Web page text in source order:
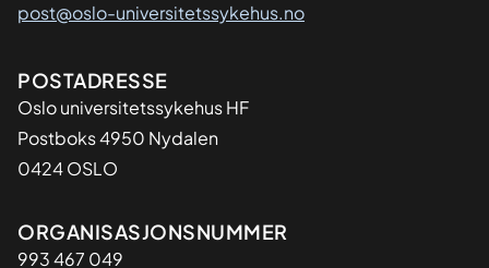
post@oslo-universitetssykehus.no
Adresse
POSTADRESSE
Oslo universitetssykehus HF
Postboks 4950 Nydalen
0424 OSLO
Organisasjon
ORGANISASJONSNUMMER
993 467 049